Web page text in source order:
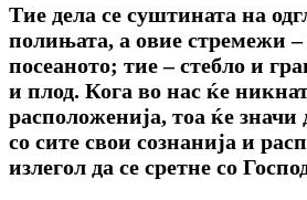
Тие дела се суштината на
полињата, а овие стремежи –
посеаното; тие – стебло и
и плод. Кога во нас ќе
расположенија, тоа ќе
со сите свои сознанија и
излегол да се сретне со